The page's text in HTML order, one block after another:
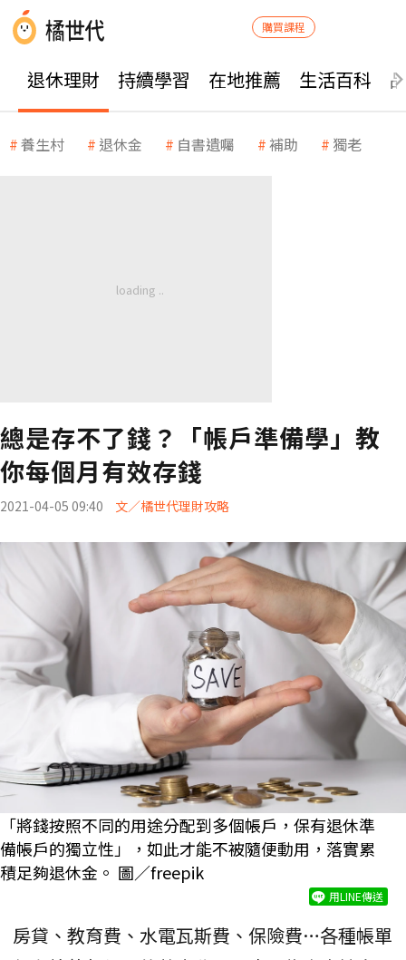
購買課程
退休理財 持續學習 在地推薦 生活百科
養生村 退休金 自書遺囑 補助 獨老
總是存不了錢？「帳戶準備學」教
你每個月有效存錢
2021-04-05 09:40 文／橘世代理財攻略
「將錢按照不同的用途分配到多個帳戶，保有退休準
備帳戶的獨立性」，如此才能不被隨便動用，落實累
積足夠退休金。 圖／freepik
用LINE傳送
房貸、教育費、水電瓦斯費、保險費…各種帳單